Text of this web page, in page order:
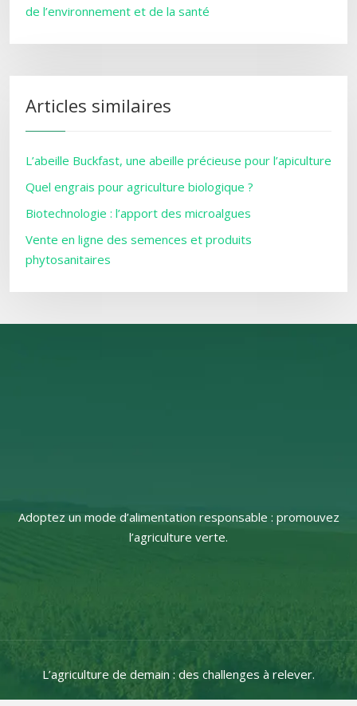
de l’environnement et de la santé
Articles similaires
L’abeille Buckfast, une abeille précieuse pour l’apiculture
Quel engrais pour agriculture biologique ?
Biotechnologie : l’apport des microalgues
Vente en ligne des semences et produits
phytosanitaires
Adoptez un mode d’alimentation responsable : promouvez
l’agriculture verte.
L’agriculture de demain : des challenges à relever.